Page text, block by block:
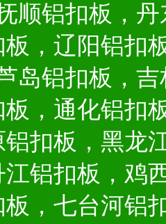
顺铝扣板，
，辽阳铝扣
岛铝扣板，
，通化铝扣
扣板，黑龙
铝扣板，鸡
，七台河铝